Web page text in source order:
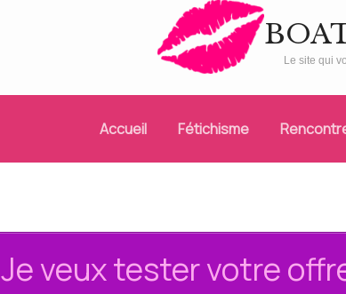
Le site qui
Accueil Fétichisme
Je veux tester votre